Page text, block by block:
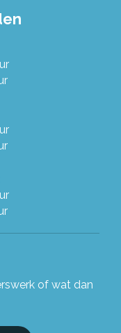
of wat dan